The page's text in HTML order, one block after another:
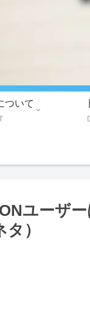
ついて
ユーザ
タ）